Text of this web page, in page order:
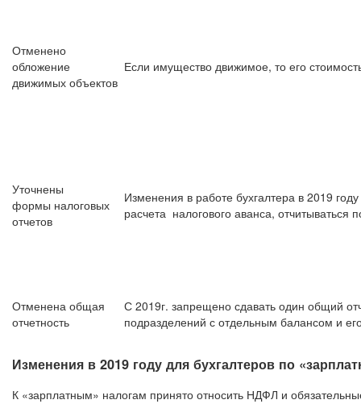
Отменено
обложение
движимых объектов
Если имущество движимое, то его
Уточнены
формы налоговых
отчетов
Изменения в работе бухгалтера в 2019
расчета налогового аванса,
Отменена общая
отчетность
С 2019г. запрещено сдавать один общий
подразделений с отдельным балансом и
Изменения в 2019 году для бухгалтеров по
К «зарплатным» налогам принято относить НДФЛ и